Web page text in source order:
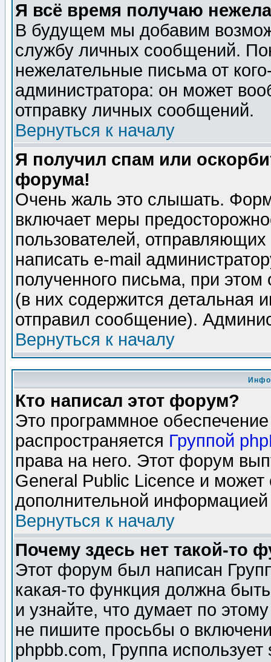
Я всё время получаю
В будущем мы добавим
службу личных сообщений.
нежелательные письма от
администратора: он может
отправку личных сообщений.
Вернуться к началу
Я получил спам или
форума!
Очень жаль это слышать.
включает меры
пользователей,
написать e-mail
полученного письма, при этом
(в них содержится детальная
отправил сообщение).
Вернуться к началу
Кто написал этот форум?
Это программное
распространяется Группой
права на него. Этот форум
General Public Licence и может
дополнительной
Вернуться к началу
Почему здесь нет такой-то
Этот форум был написан
какая-то функция должна
и узнайте, что думает по
не пишите просьбы о
phpbb.com, Группа